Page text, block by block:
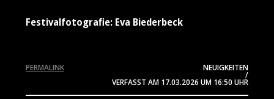
Festivalfotografie: Eva Biederbeck
NEUIGKEITEN
/
VERFASST AM 17.03.2026 UM 16:50 UHR
PERMALINK